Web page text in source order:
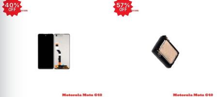
40%
OFF
57%
OFF